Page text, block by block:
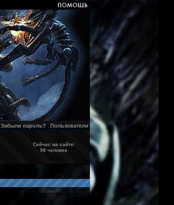
Забыли пароль? Пользователи
Сейчас на сайте:
98 человек